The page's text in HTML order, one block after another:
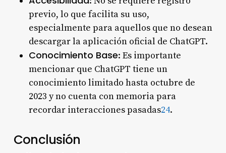
previo, lo que facilita su uso,
especialmente para aquellos que no desean
descargar la aplicación oficial de ChatGPT.
Conocimiento Base: Es importante
mencionar que ChatGPT tiene un
conocimiento limitado hasta octubre de
2023 y no cuenta con memoria para
recordar interacciones pasadas24.
Conclusión